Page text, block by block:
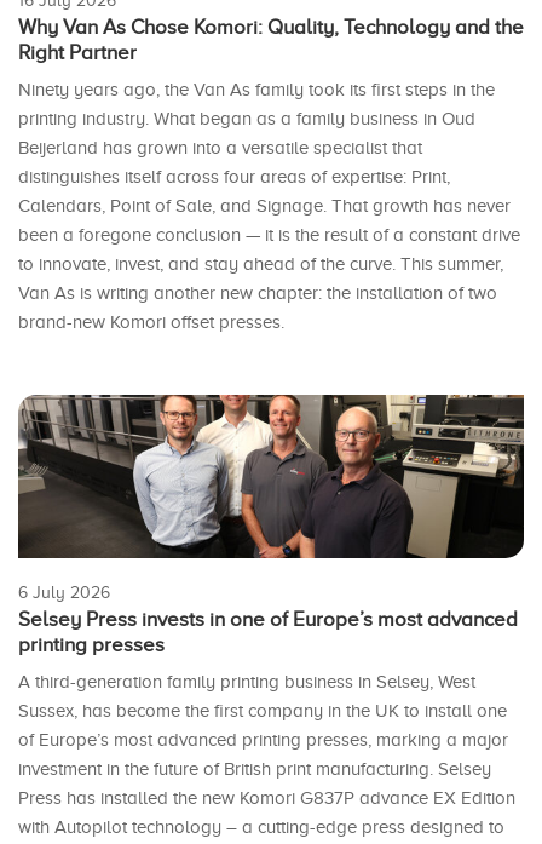
Why Van As Chose Komori: Quality, Technology and the
Right Partner
Ninety years ago, the Van As family took its first steps in the
printing industry. What began as a family business in Oud
Beijerland has grown into a versatile specialist that
distinguishes itself across four areas of expertise: Print,
Calendars, Point of Sale, and Signage. That growth has never
been a foregone conclusion — it is the result of a constant drive
to innovate, invest, and stay ahead of the curve. This summer,
Van As is writing another new chapter: the installation of two
brand-new Komori offset presses.
6 July 2026
Selsey Press invests in one of Europe’s most advanced
printing presses
A third-generation family printing business in Selsey, West
Sussex, has become the first company in the UK to install one
of Europe’s most advanced printing presses, marking a major
investment in the future of British print manufacturing. Selsey
Press has installed the new Komori G837P advance EX Edition
with Autopilot technology – a cutting-edge press designed to